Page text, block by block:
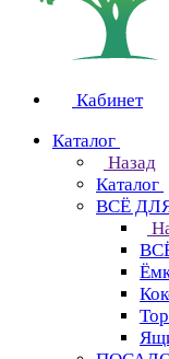
Кабинет
Каталог
Назад
Каталог
ВСЁ